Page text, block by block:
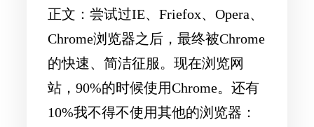
正文：尝试过IE、Friefox、Opera、
Chrome浏览器之后，最终被Chrome
的快速、简洁征服。现在浏览网
站，90%的时候使用Chrome。还有
10%我不得不使用其他的浏览器：